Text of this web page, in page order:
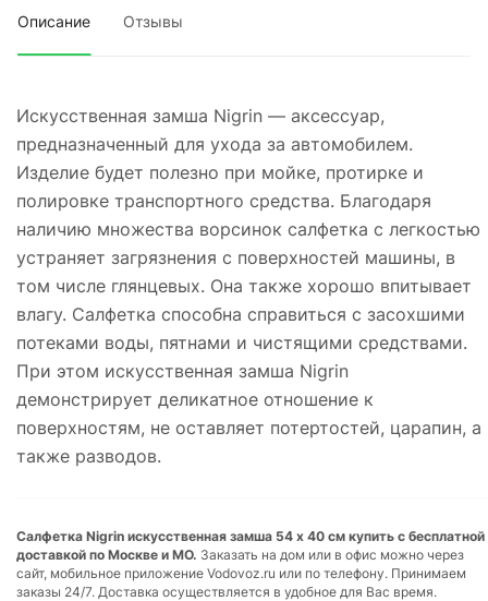
Описание Отзывы
Искусственная замша Nigrin — аксессуар,
предназначенный для ухода за автомобилем.
Изделие будет полезно при мойке, протирке и
полировке транспортного средства. Благодаря
наличию множества ворсинок салфетка с легкостью
устраняет загрязнения с поверхностей машины, в
том числе глянцевых. Она также хорошо впитывает
влагу. Салфетка способна справиться с засохшими
потеками воды, пятнами и чистящими средствами.
При этом искусственная замша Nigrin
демонстрирует деликатное отношение к
поверхностям, не оставляет потертостей, царапин, а
также разводов.
Салфетка Nigrin искусственная замша 54 х 40 см купить с бесплатной
доставкой по Москве и МО. Заказать на дом или в офис можно через
сайт, мобильное приложение Vodovoz.ru или по телефону. Принимаем
заказы 24/7. Доставка осуществляется в удобное для Вас время.